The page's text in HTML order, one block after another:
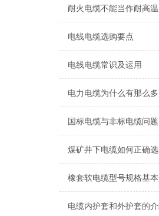
耐火电缆不能当作耐高
电线电缆选购要点
电线电缆常识及运用
电力电缆为什么有那么多
国标电缆与非标电缆问题
煤矿井下电缆如何正确选
橡套软电缆型号规格基
电缆内护套和外护套的